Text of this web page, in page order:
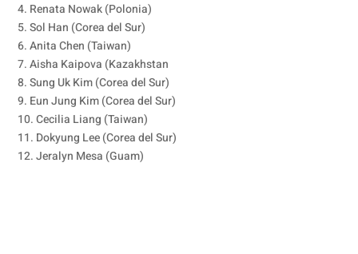
4. Renata Nowak (Polonia)
5. Sol Han (Corea del Sur)
6. Anita Chen (Taiwan)
7. Aisha Kaipova (Kazakhstan
8. Sung Uk Kim (Corea del Sur)
9. Eun Jung Kim (Corea del Sur)
10. Cecilia Liang (Taiwan)
11. Dokyung Lee (Corea del Sur)
12. Jeralyn Mesa (Guam)